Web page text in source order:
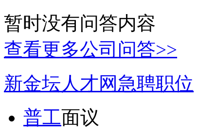
暂时没有问答内容
查看更多公司问答>>
新金坛人才网急聘职位
普工面议